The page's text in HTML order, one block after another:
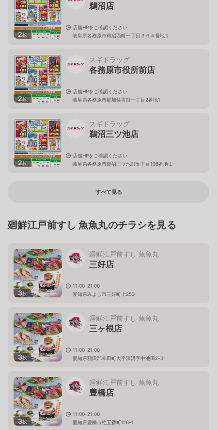
2枚
鵜沼店
店舗HPをご確認ください
岐阜県各務原市鵜沼西町一丁目３６４番地１
2枚
スギドラッグ
各務原市役所前店
店舗HPをご確認ください
岐阜県各務原市那加住吉町一丁目2番地1
2枚
スギドラッグ
鵜沼三ツ池店
店舗HPをご確認ください
岐阜県各務原市鵜沼三ツ池町五丁目198番地１
すべて見る
廻鮮江戸前すし 魚魚丸のチラシを見る
3枚
廻鮮江戸前すし 魚魚丸
三好店
11:00-21:00
愛知県みよし市三好町上253
3枚
廻鮮江戸前すし 魚魚丸
三ヶ根店
11:00-21:00
愛知県額田郡幸田町大字深溝字中池田2-3
3枚
廻鮮江戸前すし 魚魚丸
豊橋店
11:00-21:00
愛知県豊橋市柱五番町116-1